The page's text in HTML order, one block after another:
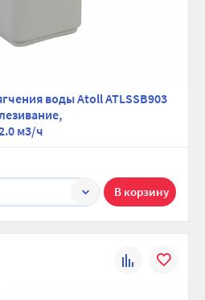
воды Atoll ATLSSB903
м3/ч